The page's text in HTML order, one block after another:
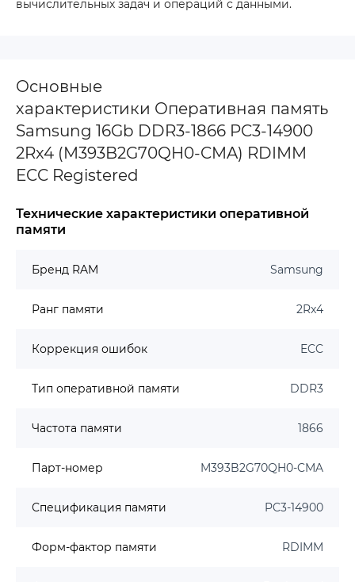
вычислительных задач и операций с данными.
Основные
характеристики Оперативная память
Samsung 16Gb DDR3-1866 PC3-14900
2Rx4 (M393B2G70QH0-CMA) RDIMM
ECC Registered
Технические характеристики оперативной
памяти
Бренд RAM Samsung
Ранг памяти 2Rx4
Коррекция ошибок ECC
Тип оперативной памяти DDR3
Частота памяти 1866
Парт-номер M393B2G70QH0-CMA
Спецификация памяти PC3-14900
Форм-фактор памяти RDIMM